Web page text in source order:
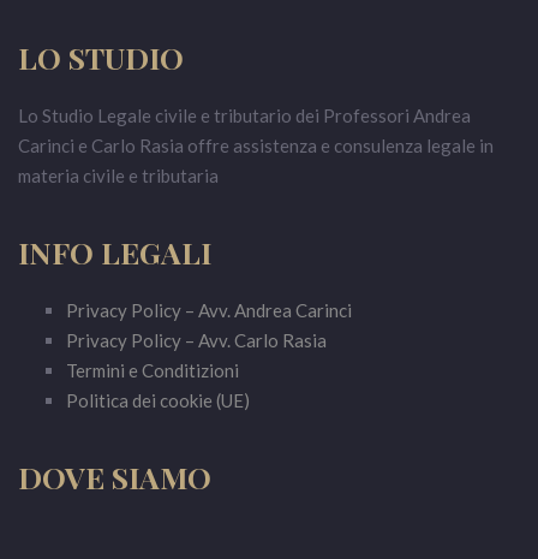
LO STUDIO
Lo Studio Legale civile e tributario dei Professori Andrea
Carinci e Carlo Rasia offre assistenza e consulenza legale in
materia civile e tributaria
INFO LEGALI
Privacy Policy – Avv. Andrea Carinci
Privacy Policy – Avv. Carlo Rasia
Termini e Conditizioni
Politica dei cookie (UE)
DOVE SIAMO